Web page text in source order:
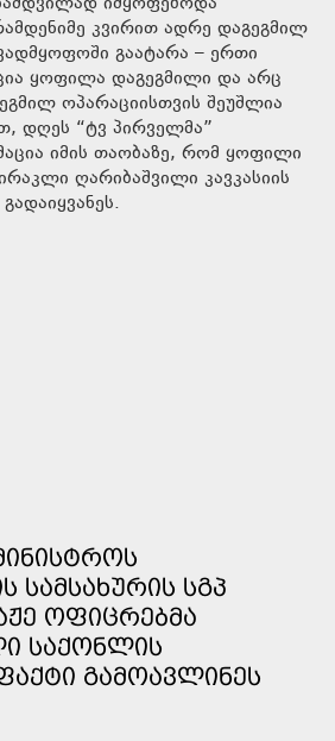
კვირით ადრე დაგეგმილ
გაატარა – ერთი
ყოფილა დაგეგმილი და არც
ოპარაციისთვის შეუშლია
დღეს “ტვ პირველმა”
იმის თაობაზე, რომ ყოფილი
ღარიბაშვილი კავკასიის
ᲡᲐᲛᲡᲐᲮᲣᲠᲘᲡ ᲡᲒᲞ
ᲝᲤᲘᲪᲠᲔᲑᲛᲐ
ᲡᲐᲥᲝᲜᲚᲘᲡ
ᲒᲐᲛᲝᲐᲕᲚᲘᲜᲔᲡ